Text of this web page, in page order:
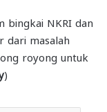
bingkai NKRI dan
dari masalah
royong untuk
)